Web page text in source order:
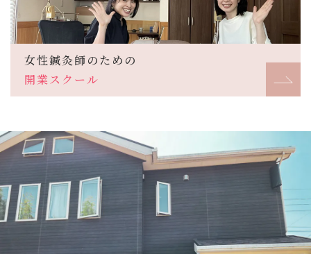
女性鍼灸師のための
開業スクール